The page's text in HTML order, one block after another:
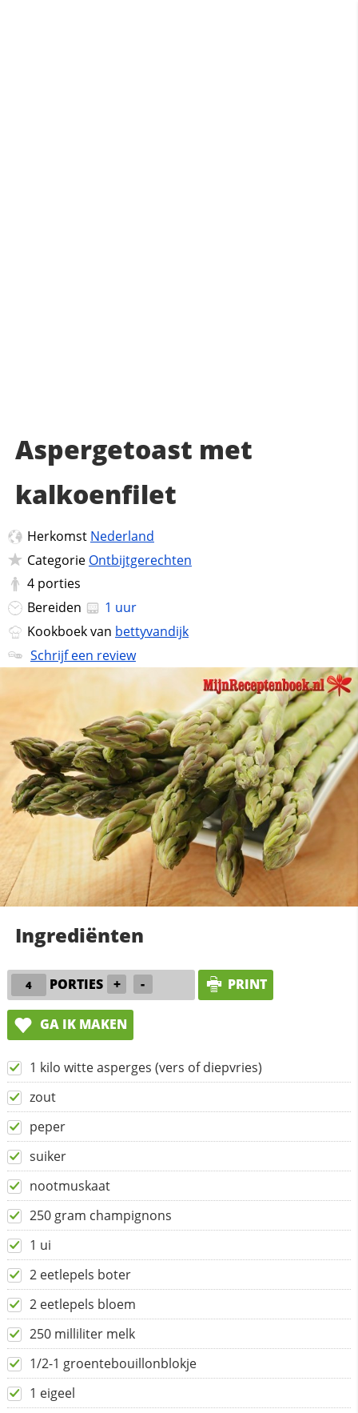
Aspergetoast met
kalkoenfilet
Herkomst Nederland
Categorie Ontbijtgerechten
4 porties
Bereiden
1 uur
Kookboek van bettyvandijk
Schrijf een review
Ingrediënten
PORTIES + - PRINT
GA IK MAKEN
1 kilo witte asperges (vers of diepvries)
zout
peper
suiker
nootmuskaat
250 gram champignons
1 ui
2 eetlepels boter
2 eetlepels bloem
250 milliliter melk
1/2-1 groentebouillonblokje
1 eigeel